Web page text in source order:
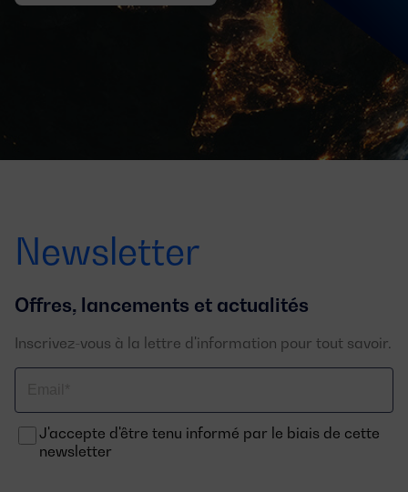
Newsletter
Offres, lancements et actualités
Inscrivez-vous à la lettre d'information pour tout savoir.
J'accepte d'être tenu informé par le biais de cette
newsletter